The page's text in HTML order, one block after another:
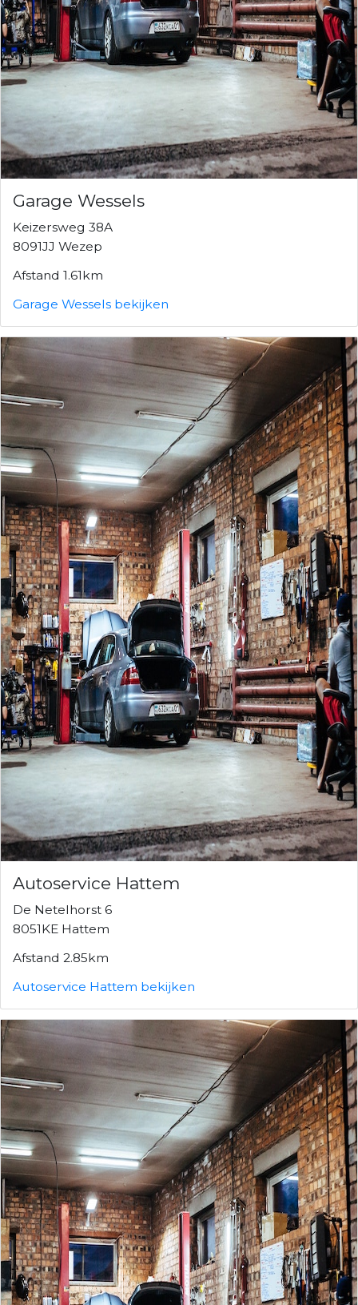
Garage Wessels
Keizersweg 38A
8091JJ Wezep
Afstand 1.61km
Garage Wessels bekijken
Autoservice Hattem
De Netelhorst 6
8051KE Hattem
Afstand 2.85km
Autoservice Hattem bekijken